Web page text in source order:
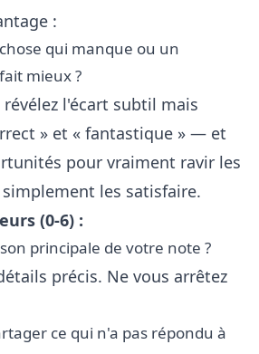
:
qui manque ou un
mieux ?
révélez l'écart subtil mais
» et « fantastique » — et
pour vraiment ravir les
les satisfaire.
(0-6) :
principale de votre note ?
précis. Ne vous arrêtez
ce qui n'a pas répondu à